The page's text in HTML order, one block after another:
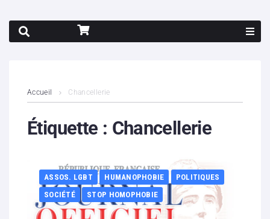
Contenus litigieux
Boutique
Partenaires
Accueil Chancellerie
Étiquette : Chancellerie
ASSOS. LGBT HUMANOPHOBIE
POLITIQUES
SOCIÉTÉ
STOP HOMOPHOBIE